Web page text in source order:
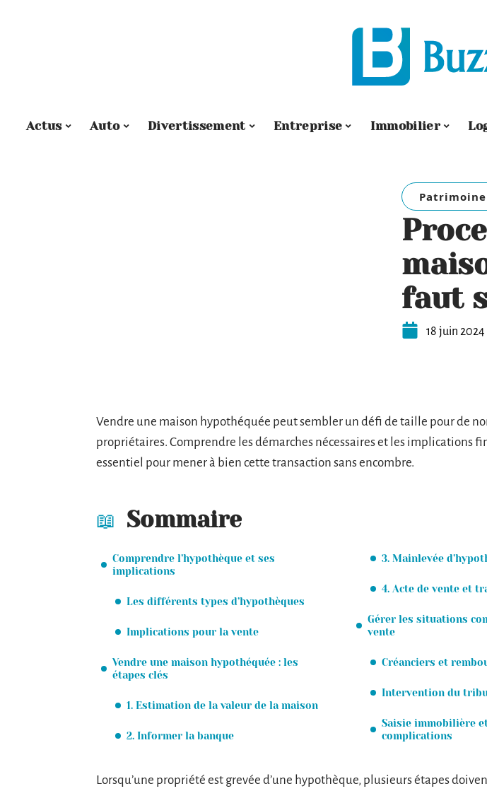
Actus Auto Divertissement Entreprise Immobilier
Patrimoine
faut
18 juin 2024
Vendre une maison hypothéquée peut sembler un défi de taille pour de
propriétaires. Comprendre les démarches nécessaires et les implications
essentiel pour mener à bien cette transaction sans encombre.
Sommaire
Comprendre l’hypothèque et ses
implications
Les différents types d’hypothèques
Implications pour la vente
Vendre une maison hypothéquée : les
étapes clés
1. Estimation de la valeur de la maison
2. Informer la banque
3. Mainlevée
4. Acte de vente et
Gérer les situations
vente
Créanciers et
Intervention du
Saisie immobilière
complications
Lorsqu’une propriété est grevée d’une hypothèque, plusieurs étapes